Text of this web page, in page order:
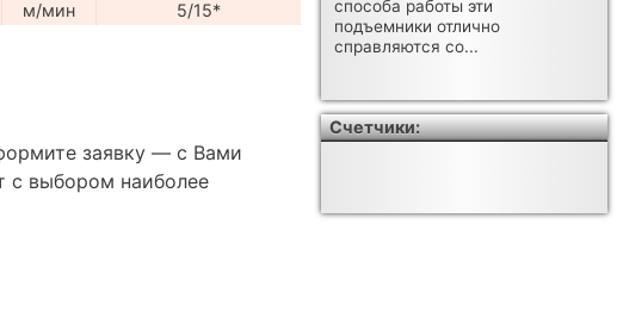
м/мин 5/15*
заявку — с Вами
выбором наиболее
способа работы эти
подъемники отлично
справляются со...
Счетчики: